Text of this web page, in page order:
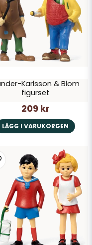
Karlsson & Blom
figurset
209 kr
LÄGG I VARUKORGEN